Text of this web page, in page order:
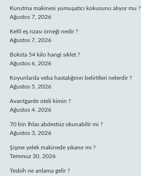
Kurutma makinesi yumuşatıcı kokusunu alıyor mu ?
Ağustos 7, 2026
Kefil eş rızası örneği nedir ?
Ağustos 7, 2026
Boksta 54 kilo hangi sıklet ?
Ağustos 6, 2026
Koyunlarda veba hastalığının belirtileri nelerdir ?
Ağustos 5, 2026
Avantgarde oteli kimin ?
Ağustos 4, 2026
70 bin İhlas abdestsiz okunabilir mi ?
Ağustos 3, 2026
Şişme yelek makinede yıkanır mı ?
Temmuz 30, 2026
Tesbih ne anlama gelir ?